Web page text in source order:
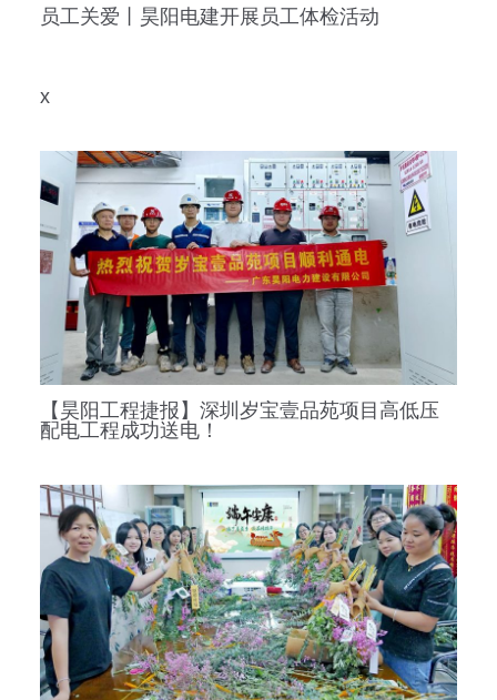
员工关爱丨昊阳电建开展员工体检活动
x
【昊阳工程捷报】深圳岁宝壹品苑项目高低压
配电工程成功送电！